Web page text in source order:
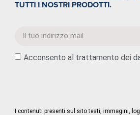
TUTTI I NOSTRI PRODOTTI.
Acconsento al trattamento dei
I contenuti presenti sul sito testi, immagini,